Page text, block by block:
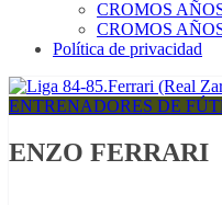
CROMOS
CROMOS
Política de privacidad
ENTRENADORES DE
ENZO FERRARI